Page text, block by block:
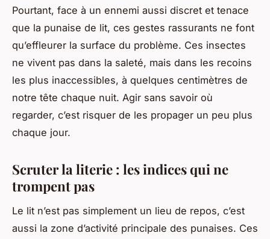
Pourtant, face à un ennemi aussi discret et tenace
que la punaise de lit, ces gestes rassurants ne font
qu’effleurer la surface du problème. Ces insectes
ne vivent pas dans la saleté, mais dans les recoins
les plus inaccessibles, à quelques centimètres de
notre tête chaque nuit. Agir sans savoir où
regarder, c’est risquer de les propager un peu plus
chaque jour.
Scruter la literie : les indices qui ne
trompent pas
Le lit n’est pas simplement un lieu de repos, c’est
aussi la zone d’activité principale des punaises. Ces